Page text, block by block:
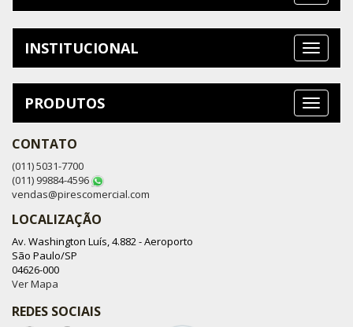
INSTITUCIONAL
PRODUTOS
CONTATO
(011) 5031-7700
(011) 99884-4596
vendas@pirescomercial.com
LOCALIZAÇÃO
Av. Washington Luís, 4.882 - Aeroporto
São Paulo/SP
04626-000
Ver Mapa
REDES SOCIAIS